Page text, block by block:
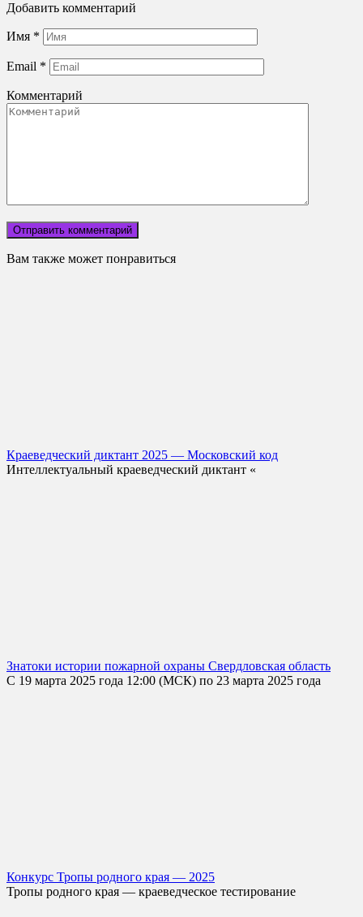
Добавить комментарий
Имя *
Email *
Комментарий
Вам также может понравиться
Краеведческий диктант 2025 — Московский код
Интеллектуальный краеведческий диктант «
Знатоки истории пожарной охраны Свердловская область
С 19 марта 2025 года 12:00 (МСК) по 23 марта 2025 года
Конкурс Тропы родного края — 2025
Тропы родного края — краеведческое тестирование